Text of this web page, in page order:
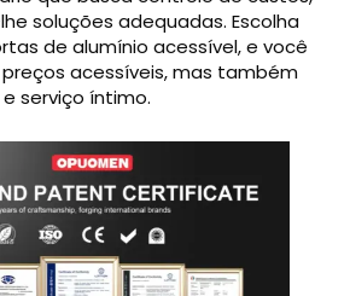
soluções adequadas. Escolha
de alumínio acessível, e você
acessíveis, mas também
serviço íntimo.